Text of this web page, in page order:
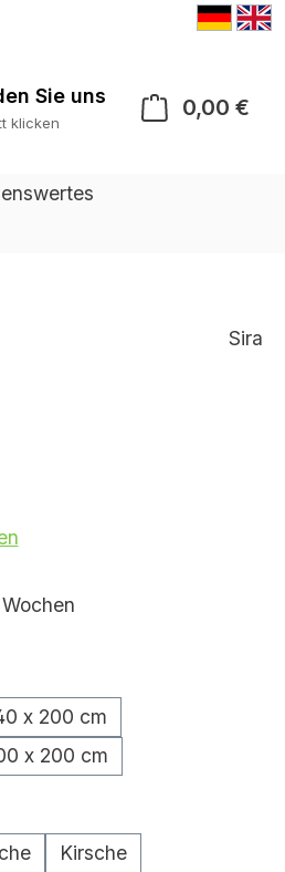
klicken
0,00 €
Sira
x 200 cm
x 200 cm
Kirsche